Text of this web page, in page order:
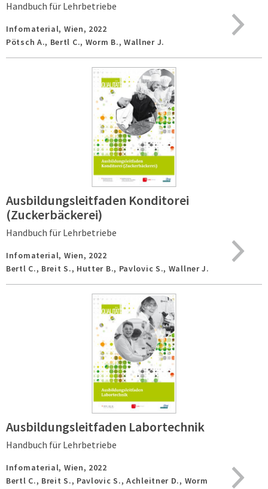
Handbuch für Lehrbetriebe
Infomaterial, Wien, 2022
Pötsch A., Bertl C., Worm B., Wallner J.
Ausbildungsleitfaden Konditorei
(Zuckerbäckerei)
Handbuch für Lehrbetriebe
Infomaterial, Wien, 2022
Bertl C., Breit S., Hutter B., Pavlovic S., Wallner J.
Ausbildungsleitfaden Labortechnik
Handbuch für Lehrbetriebe
Infomaterial, Wien, 2022
Bertl C., Breit S., Pavlovic S., Achleitner D., Worm